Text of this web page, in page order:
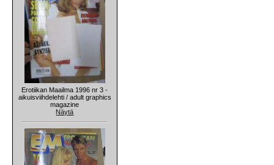
Erotiikan Maailma 1996 nr 3 -
aikuisviihdelehti / adult graphics
magazine
Näytä